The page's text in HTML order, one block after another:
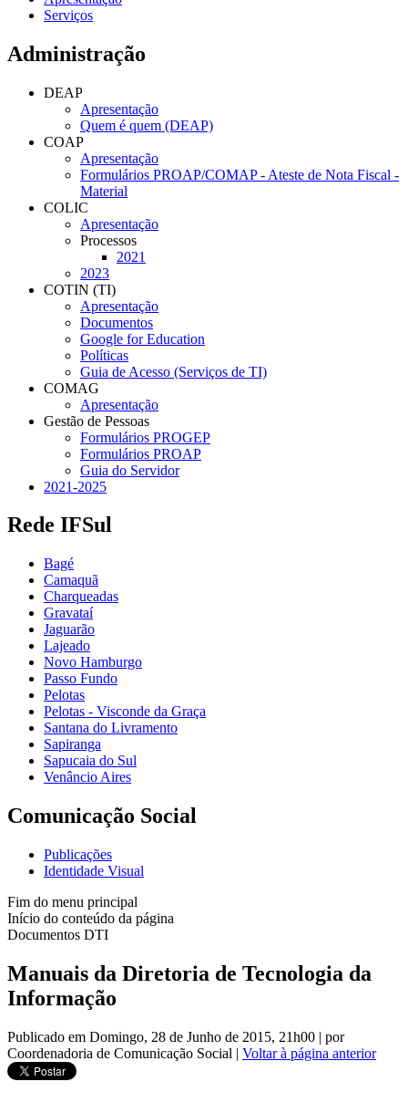
Serviços
Administração
DEAP
Apresentação
Quem é quem (DEAP)
COAP
Apresentação
Formulários PROAP/COMAP - Ateste de Nota Fiscal -
Material
COLIC
Apresentação
Processos
2021
2023
COTIN (TI)
Apresentação
Documentos
Google for Education
Políticas
Guia de Acesso (Serviços de TI)
COMAG
Apresentação
Gestão de Pessoas
Formulários PROGEP
Formulários PROAP
Guia do Servidor
2021-2025
Rede IFSul
Bagé
Camaquã
Charqueadas
Gravataí
Jaguarão
Lajeado
Novo Hamburgo
Passo Fundo
Pelotas
Pelotas - Visconde da Graça
Santana do Livramento
Sapiranga
Sapucaia do Sul
Venâncio Aires
Comunicação Social
Publicações
Identidade Visual
Fim do menu principal
Início do conteúdo da página
Documentos DTI
Manuais da Diretoria de Tecnologia da
Informação
Publicado em Domingo, 28 de Junho de 2015, 21h00 | por
Coordenadoria de Comunicação Social | Voltar à página anterior